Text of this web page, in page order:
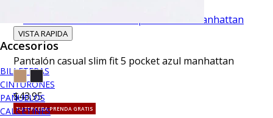
Accesorios
BILLETERAS
CINTURONES
PAÑUELOS
CALCETINES
VISTA RAPIDA
Pantalón casual slim fit 5 pocket azul manhattan
$43.95
TU TERCERA PRENDA GRATIS